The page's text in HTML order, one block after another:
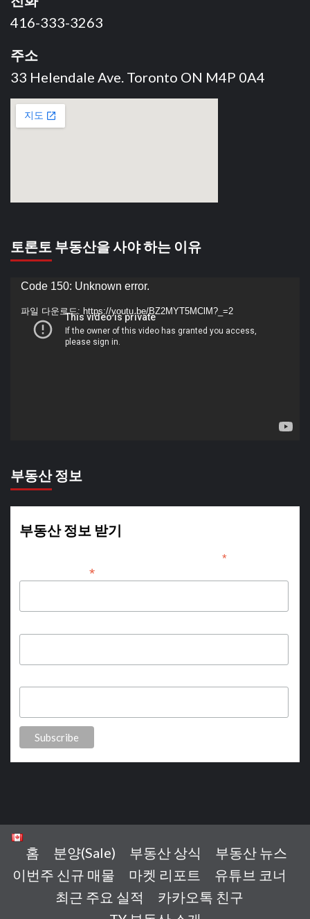
416-333-3263
주소
33 Helendale Ave. Toronto ON M4P 0A4
토론토 부동산을 사야 하는 이유
동
영
Code 150: Unknown error.
파일 다운로드: https://youtu.be/BZ2MYT5MClM?_=2
부동산 정보
부동산 정보 받기
*indicates required
*
홈 분양(Sale) 부동산 상식
부동산 뉴스
이번주 신규 매물
마켓 리포트
유튜브 코너
최근 주요 실적
카카오톡 친구